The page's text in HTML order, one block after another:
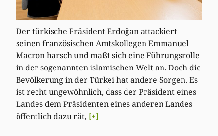
Der türkische Präsident Erdoğan attackiert
seinen französischen Amtskollegen Emmanuel
Macron harsch und maßt sich eine Führungsrolle
in der sogenannten islamischen Welt an. Doch die
Bevölkerung in der Türkei hat andere Sorgen. Es
ist recht ungewöhnlich, dass der Präsident eines
Landes dem Präsidenten eines anderen Landes
öffentlich dazu rät, [+]